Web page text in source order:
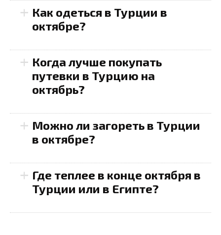
+ Как одеться в Турции в
октябре?
+ Когда лучше покупать
путевки в Турцию на
октябрь?
+ Можно ли загореть в Турции
в октябре?
+ Где теплее в конце октября в
Турции или в Египте?